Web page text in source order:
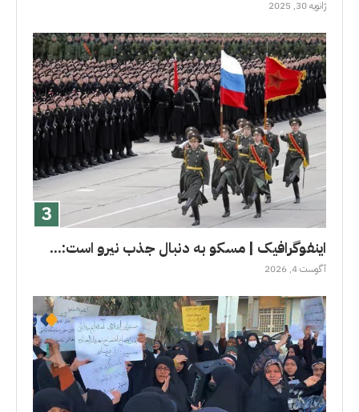
ژانویه 30, 2025
اینفوگرافیک | مسکو به دنبال جذب نیرو است:...
آگوست 4, 2026